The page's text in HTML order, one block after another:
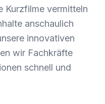
Kurzfilme vermitteln
anschaulich
innovativen
wir Fachkräfte
schnell und